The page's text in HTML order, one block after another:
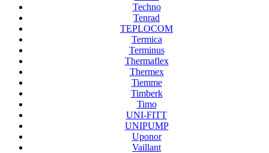
Techno
Tenrad
TEPLOCOM
Termica
Terminus
Thermaflex
Thermex
Tiemme
Timberk
Timo
UNI-FITT
UNIPUMP
Uponor
Vaillant